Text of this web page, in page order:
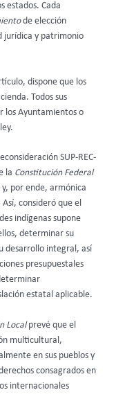
estados. Cada
de elección
jurídica y patrimonio
dispone que los
Todos sus
los Ayuntamientos o
SUP-REC-
la Constitución Federal
por ende, armónica
consideró que el
indígenas supone
determinar su
desarrollo integral, así
presupuestales
estatal aplicable.
Local prevé que el
multicultural,
en sus pueblos y
consagrados en
internacionales